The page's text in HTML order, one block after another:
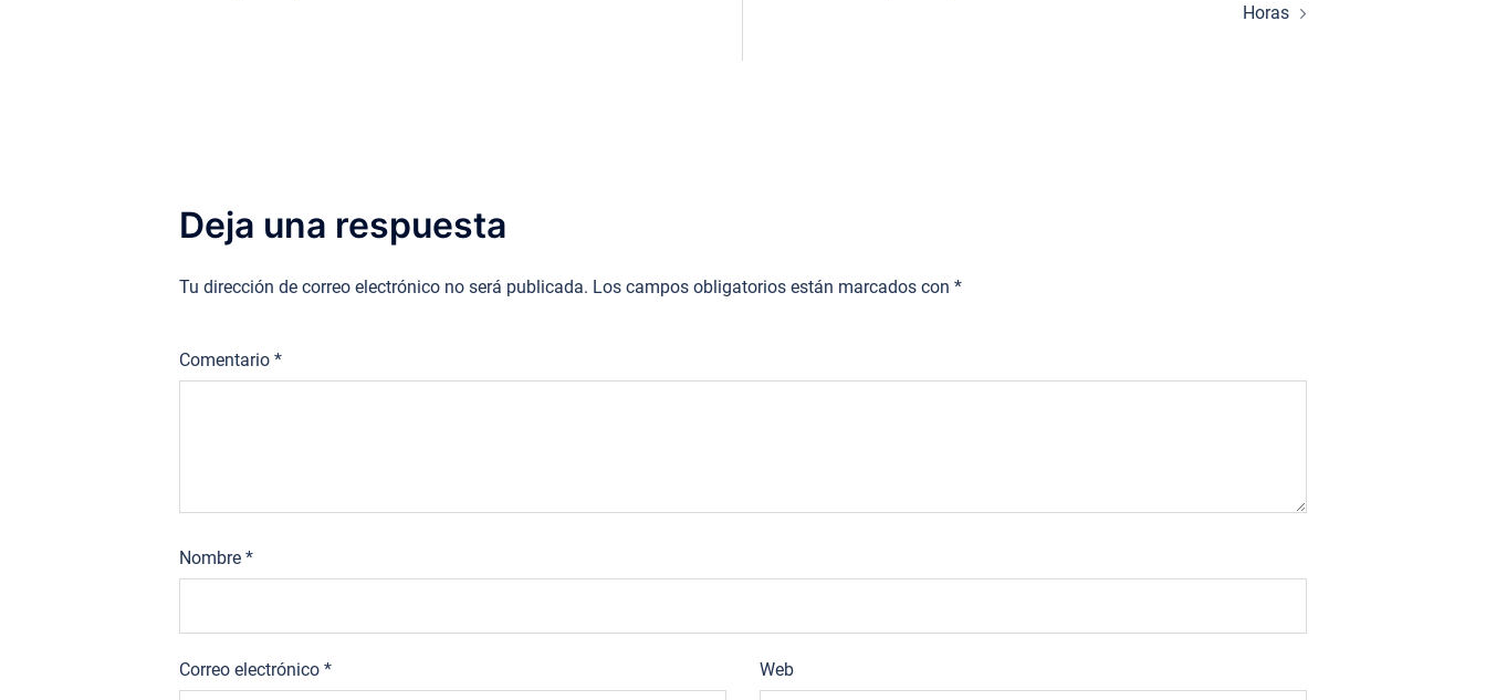
Horas
Deja una respuesta
Tu dirección de correo electrónico no será publicada. Los campos obligatorios están marcados con *
Comentario *
Nombre *
Correo electrónico * Web